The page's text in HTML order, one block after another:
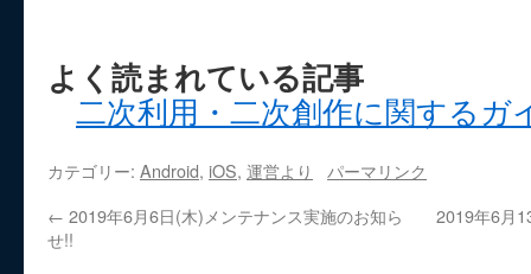
よく読まれている記事
二次利用・二次創作に関するガ
カテゴリー: Android, iOS, 運営より
パーマリンク
← 2019年6月6日(木)メンテナンス実施のお知ら
せ!!
2019年6月